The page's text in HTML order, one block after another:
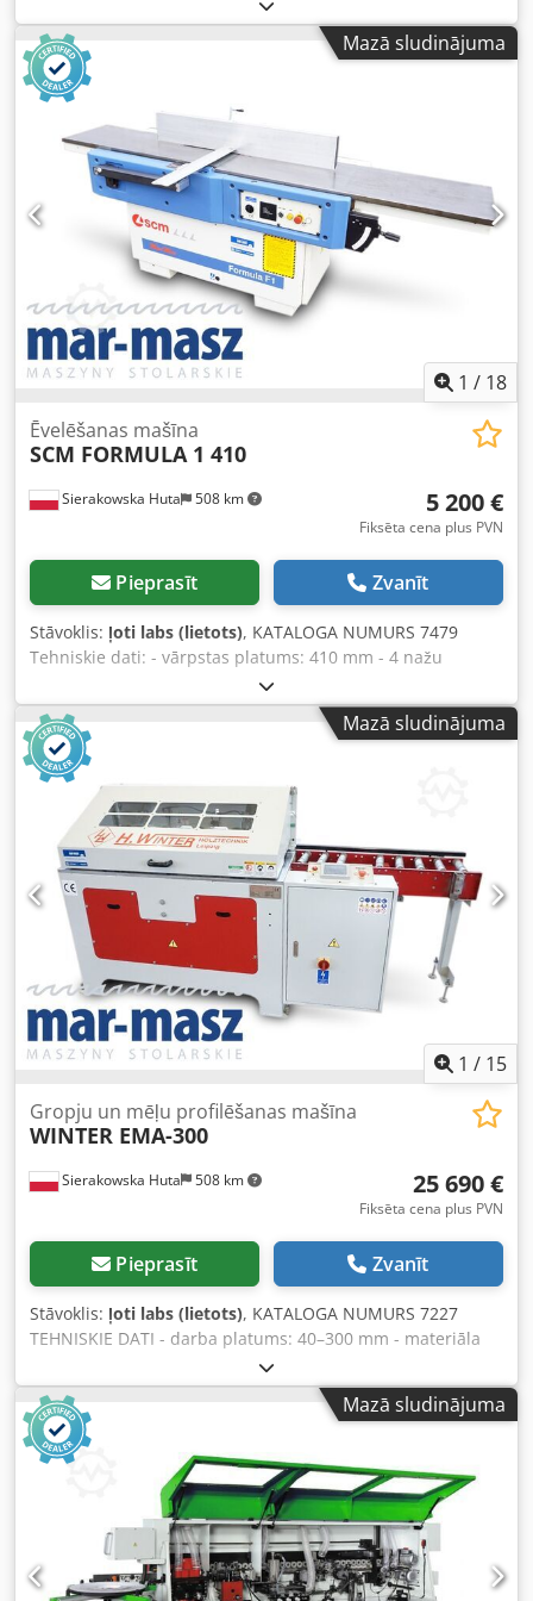
Hbd Refx Aqxorf
Mazā sludinājuma
1 / 18
Sierakowska Huta 508 km
Ēvelēšanas mašīna
SCM FORMULA 1 410
5 200 €
Fiksēta cena plus PVN
Pieprasīt Zvanīt
Stāvoklis: ļoti labs (lietots), KATALOGA NUMURS 7479
Tehniskie dati: - vārpstas platums: 410 mm - 4 nažu
vārpsta (TERSA) - trokšņu slāpēšanas ķemme - vārpstas
aizsargs - galdu garums: 2610 mm - garāks ievades galds:
1435 mm - čuguna galdi - abi galdi regulējami - oriģināla
čuguna regulējama leņķa lineāla - bremze - nosūces
pieslēguma diametrs: 115 mm - motors: 4 kW - izmēri
garums/platums/augstums: 2610x960x1110 mm - svars:
578 kg Csdpjzr Itgefx Aqxsrf PRIEKŠROCĪBAS – ražots Itālijā
– 4 nažu vārpsta – bremze – trokšņu slāpēšanas ķemme –
garāks ievades galds – nav pārkrāsots – lietota ēvelmašīna,
ļoti labā stāvoklī, oriģinālā DTR dokumentācija Neto cena:
21 900 PLN Neto cena: 5 200 EUR (atkarībā no kursa 4,2
EUR) (Cenas var mainīties pie lielākām kursa svārstībām)
Mazā sludinājuma
1 / 15
Sierakowska Huta 508 km
Gropju un mēļu profilēšanas mašīna
WINTER EMA-300
25 690 €
Fiksēta cena plus PVN
Pieprasīt Zvanīt
Stāvoklis: ļoti labs (lietots), KATALOGA NUMURS 7227
TEHNISKIE DATI - darba platums: 40–300 mm - materiāla
biezums: 10–35 mm - minimālais materiāla garums: 270
mm - maksimālais materiāla garums: bez ierobežojuma -
maksimālais padeves ātrums: 90 m/min - padeves ātruma
regulēšana bezpakāpju ar invertoru no vadības pults -
griešanas ātrums: 24 m/min - frēzes dzinēja jauda: 2x4 kW
- frēzes apgriezienu skaits: 7500 apgr./min Crodpszrvccofx
Aqxjf - padeves dzinēja jauda: 0,75 kW - pneimatiskais
augšējais un sānu nospiedējs - vārpstas diametrs: 40 mm -
iekšējās padeves motorzinējs 1130 mm garumā, rullīšu
konveijers - manuālā/automātiskā vadība - PLC vadības
Mazā sludinājuma